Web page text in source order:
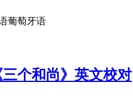
葡萄牙语
个和尚》英文校对